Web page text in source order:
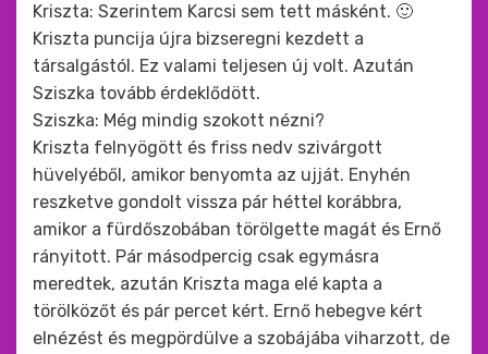
Kriszta: Szerintem Karcsi sem tett másként. 🙂
Kriszta puncija újra bizseregni kezdett a
társalgástól. Ez valami teljesen új volt. Azután
Sziszka tovább érdeklődött.
Sziszka: Még mindig szokott nézni?
Kriszta felnyögött és friss nedv szivárgott
hüvelyéből, amikor benyomta az ujját. Enyhén
reszketve gondolt vissza pár héttel korábbra,
amikor a fürdőszobában törölgette magát és Ernő
rányitott. Pár másodpercig csak egymásra
meredtek, azután Kriszta maga elé kapta a
törölközőt és pár percet kért. Ernő hebegve kért
elnézést és megpördülve a szobájába viharzott, de